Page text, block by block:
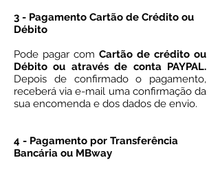
3 - Pagamento Cartão de Crédito ou
Débito
Pode pagar com Cartão de crédito ou
Débito ou através de conta PAYPAL.
Depois de confirmado o pagamento,
receberá via e-mail uma confirmação da
sua encomenda e dos dados de envio.
4 - Pagamento por Transferência
Bancária ou MBway